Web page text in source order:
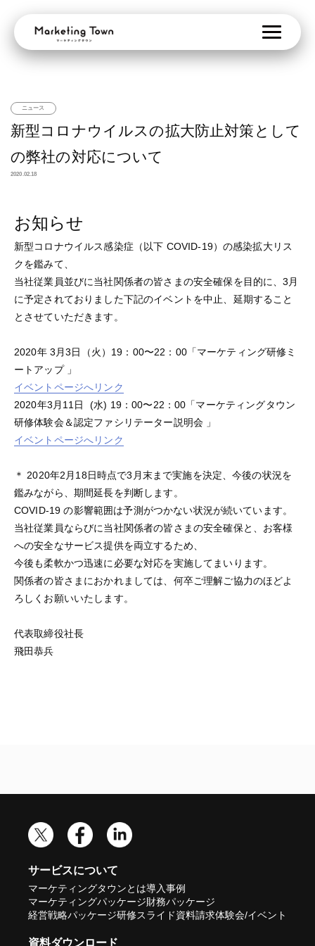
ニュース
新型コロナウイルスの拡大防止対策として
の弊社の対応について
2020.02.18
お知らせ
新型コロナウイルス感染症（以下 COVID-19）の感染拡大リス
クを鑑みて、
当社従業員並びに当社関係者の皆さまの安全確保を目的に、3月
に予定されておりました下記のイベントを中止、延期すること
とさせていただきます。
2020年 3月3日（火）19：00〜22：00「マーケティング研修ミ
ートアップ 」
イベントページへリンク
2020年3月11日 (水) 19：00〜22：00「マーケティングタウン
研修体験会＆認定ファシリテーター説明会 」
イベントページへリンク
＊ 2020年2月18日時点で3月末まで実施を決定、今後の状況を
鑑みながら、期間延長を判断します。
COVID-19 の影響範囲は予測がつかない状況が続いています。
当社従業員ならびに当社関係者の皆さまの安全確保と、お客様
への安全なサービス提供を両立するため、
今後も柔軟かつ迅速に必要な対応を実施してまいります。
関係者の皆さまにおかれましては、何卒ご理解ご協力のほどよ
ろしくお願いいたします。
代表取締役社長
飛田恭兵
サービスについて
マーケティングタウンとは導入事例
マーケティングパッケージ財務パッケージ
経営戦略パッケージ研修スライド資料請求体験会/イベント
資料ダウンロード